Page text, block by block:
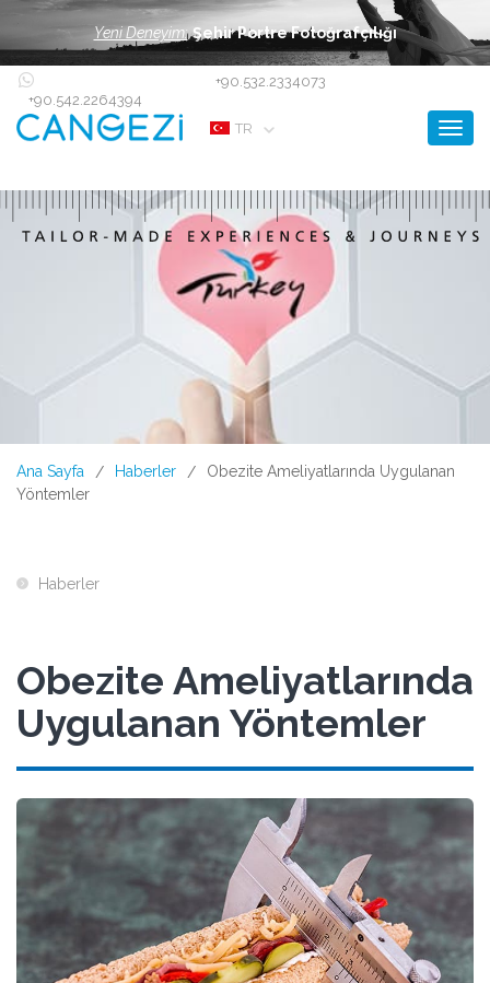
Yeni Deneyim: Şehir Portre Fotoğrafçılığı
+90.542.2264394
+90.532.2334073
TR
Ana Sayfa / Haberler /
Obezite Ameliyatlarında Uygulanan
Yöntemler
Haberler
Obezite Ameliyatlarında
Uygulanan Yöntemler